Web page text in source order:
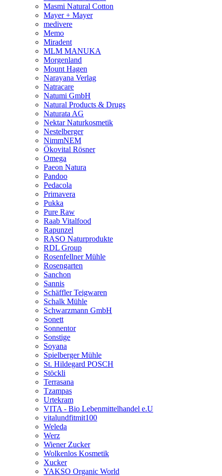
Masmi Natural Cotton
Mayer + Mayer
medivere
Memo
Miradent
MLM MANUKA
Morgenland
Mount Hagen
Narayana Verlag
Natracare
Natumi GmbH
Natural Products & Drugs
Naturata AG
Nektar Naturkosmetik
Nestelberger
NimmNEM
Ökovital Rösner
Omega
Paeon Natura
Pandoo
Pedacola
Primavera
Pukka
Pure Raw
Raab Vitalfood
Rapunzel
RASO Naturprodukte
RDL Group
Rosenfellner Mühle
Rosengarten
Sanchon
Sannis
Schäffler Teigwaren
Schalk Mühle
Schwarzmann GmbH
Sonett
Sonnentor
Sonstige
Soyana
Spielberger Mühle
St. Hildegard POSCH
Stöckli
Terrasana
Tzampas
Urtekram
VITA - Bio Lebenmittelhandel e.U
vitalundfitmit100
Weleda
Werz
Wiener Zucker
Wolkenlos Kosmetik
Xucker
YAKSO Organic World